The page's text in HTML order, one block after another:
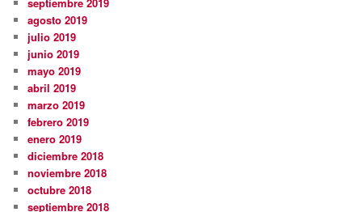
agosto 2019
julio 2019
junio 2019
mayo 2019
abril 2019
marzo 2019
febrero 2019
enero 2019
diciembre 2018
noviembre 2018
octubre 2018
septiembre 2018